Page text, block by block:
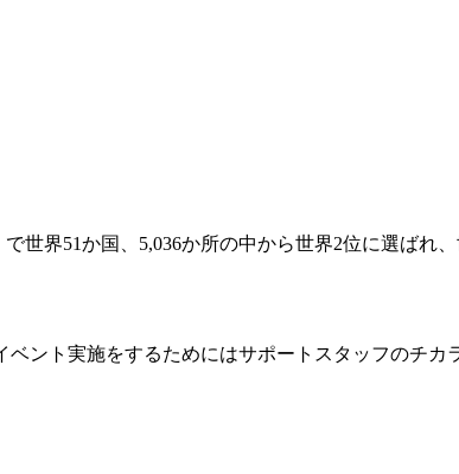
界51か国、5,036か所の中から世界2位に選ばれ
ント実施をするためにはサポートスタッフのチ